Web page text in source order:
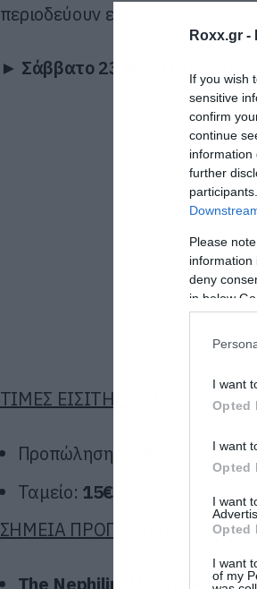
Roxx.gr -
If you wish
sensitive
confirm
continue
information
further
Please
information
deny
in below
I want
Opted
I want
Opted
I want
Opted
I want
of my
περιοδεύουν εκτενώς στον
► Σάββατο 23 Μαρτίου 2019 –
ΤΙΜΕΣ ΕΙΣΙΤΗΡΙΩΝ:
Προπώληση:
Ταμείο: 15€
ΣΗΜΕΙΑ ΠΡΟΠΩΛΗΣΗΣ:
The Nephilim Music